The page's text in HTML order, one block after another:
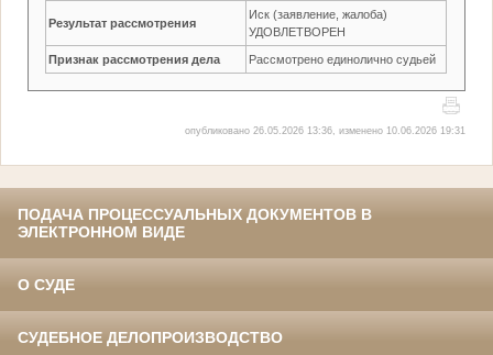
Результат рассмотрения
Иск (заявление, жалоба)
УДОВЛЕТВОРЕН
Признак рассмотрения дела Рассмотрено единолично судьей
опубликовано 26.05.2026 13:36, изменено 10.06.2026 19:31
ПОДАЧА ПРОЦЕССУАЛЬНЫХ ДОКУМЕНТОВ В
ЭЛЕКТРОННОМ ВИДЕ
О СУДЕ
СУДЕБНОЕ ДЕЛОПРОИЗВОДСТВО